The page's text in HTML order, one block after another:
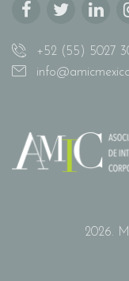
+52 (55) 5027
2026.